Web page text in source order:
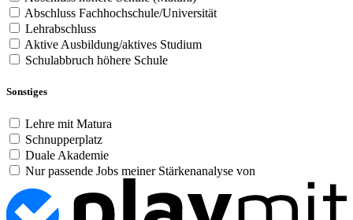
Abschluss Fachhochschule/Universität
Lehrabschluss
Aktive Ausbildung/aktives Studium
Schulabbruch höhere Schule
Sonstiges
Lehre mit Matura
Schnupperplatz
Duale Akademie
Nur passende Jobs meiner Stärkenanalyse von